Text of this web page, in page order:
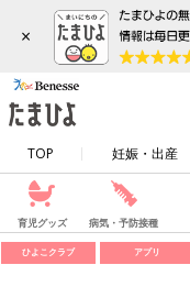
×
TOP 妊娠・出産
育児グッズ 病気・予防接種
ひよこクラブ アプリ